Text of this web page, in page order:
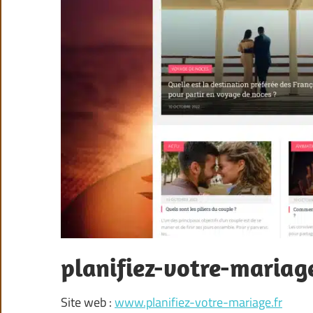
planifiez-votre-
Site web :www.planifiez-votre-mariage.fr